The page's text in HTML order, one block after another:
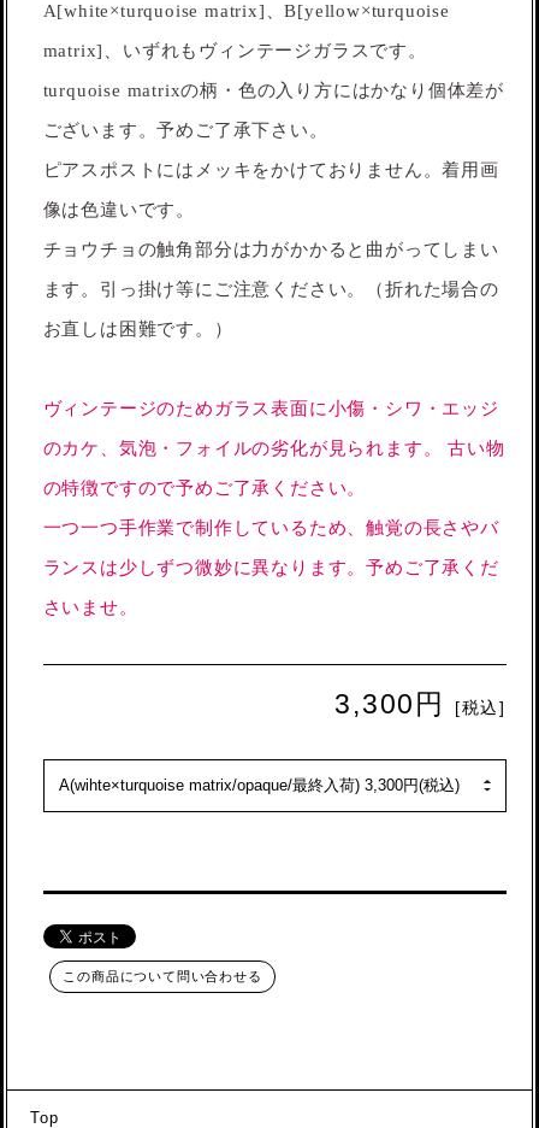
A[white×turquoise matrix]、B[yellow×turquoise
matrix]、いずれもヴィンテージガラスです。
turquoise matrixの柄・色の入り方にはかなり個体差が
ございます。予めご了承下さい。
ピアスポストにはメッキをかけておりません。着用画
像は色違いです。
チョウチョの触角部分は力がかかると曲がってしまい
ます。引っ掛け等にご注意ください。（折れた場合の
お直しは困難です。）
ヴィンテージのためガラス表面に小傷・シワ・エッジ
のカケ、気泡・フォイルの劣化が見られます。 古い物
の特徴ですので予めご了承ください。
一つ一つ手作業で制作しているため、触覚の長さやバ
ランスは少しずつ微妙に異なります。予めご了承くだ
さいませ。
3,300円 [税込]
この商品について問い合わせる
Top